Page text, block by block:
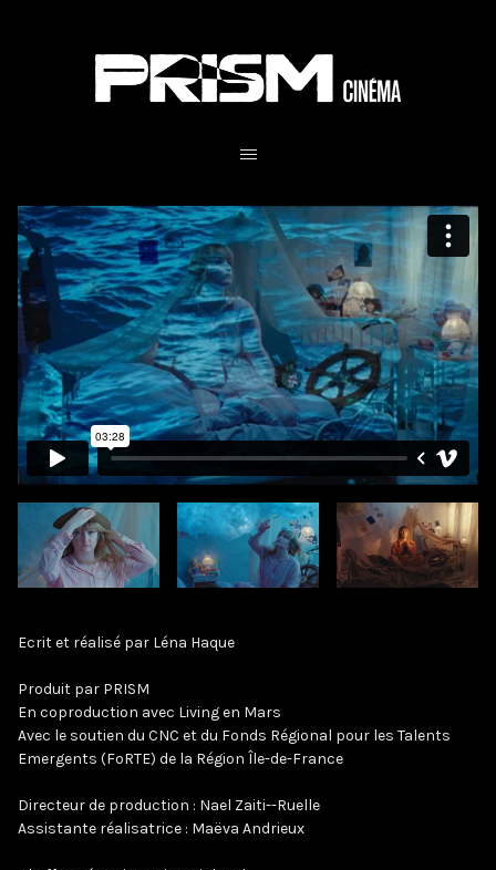
Ecrit et réalisé par Léna Haque
Produit par PRISM
En coproduction avec Living en Mars
Avec le soutien du CNC et du Fonds Régional pour les Talents
Emergents (FoRTE) de la Région Île-de-France
Directeur de production : Nael Zaiti--Ruelle
Assistante réalisatrice : Maëva Andrieux